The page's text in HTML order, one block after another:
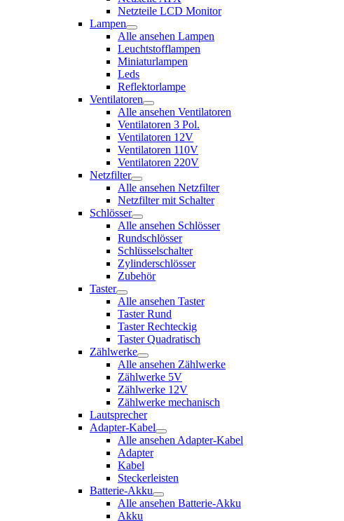
Netzteile LCD Monitor
Lampen
Alle ansehen Lampen
Leuchtstofflampen
Miniaturlampen
Leds
Reflektorlampe
Ventilatoren
Alle ansehen Ventilatoren
Ventilatoren 3 Pol.
Ventilatoren 12V
Ventilatoren 110V
Ventilatoren 220V
Netzfilter
Alle ansehen Netzfilter
Netzfilter mit Schalter
Schlösser
Alle ansehen Schlösser
Rundschlösser
Schlüsselschalter
Zylinderschlösser
Zubehör
Taster
Alle ansehen Taster
Taster Rund
Taster Rechteckig
Taster Quadratisch
Zählwerke
Alle ansehen Zählwerke
Zählwerke 5V
Zählwerke 12V
Zählwerke mechanisch
Lautsprecher
Adapter-Kabel
Alle ansehen Adapter-Kabel
Adapter
Kabel
Steckerleisten
Batterie-Akku
Alle ansehen Batterie-Akku
Akku